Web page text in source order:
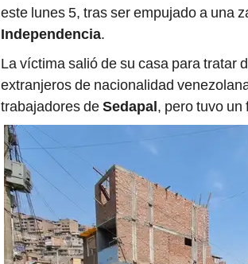
este lunes 5, tras ser empujado a una
Independencia.
La víctima salió de su casa para tratar
extranjeros de nacionalidad
trabajadores deSedapal, pero tuvo un